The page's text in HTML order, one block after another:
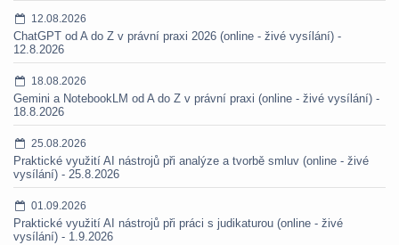
12.08.2026
ChatGPT od A do Z v právní praxi 2026 (online - živé vysílání) -
12.8.2026
18.08.2026
Gemini a NotebookLM od A do Z v právní praxi (online - živé vysílání) -
18.8.2026
25.08.2026
Praktické využití AI nástrojů při analýze a tvorbě smluv (online - živé
vysílání) - 25.8.2026
01.09.2026
Praktické využití AI nástrojů při práci s judikaturou (online - živé
vysílání) - 1.9.2026